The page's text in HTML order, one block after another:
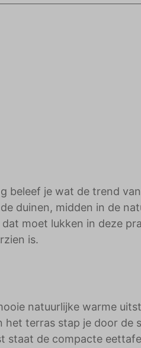
beleef je wat de trend
duinen, midden in de
moet lukken in deze
is.
natuurlijke warme
het terras stap je door de
staat de compacte